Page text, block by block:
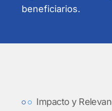
beneficiarios.
Impacto y